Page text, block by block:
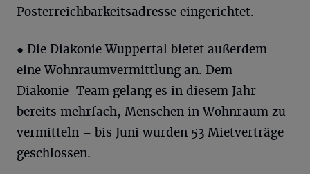
Posterreichbarkeitsadresse eingerichtet.
● Die Diakonie Wuppertal bietet außerdem
eine Wohnraumvermittlung an. Dem
Diakonie-Team gelang es in diesem Jahr
bereits mehrfach, Menschen in Wohnraum zu
vermitteln – bis Juni wurden 53 Mietverträge
geschlossen.